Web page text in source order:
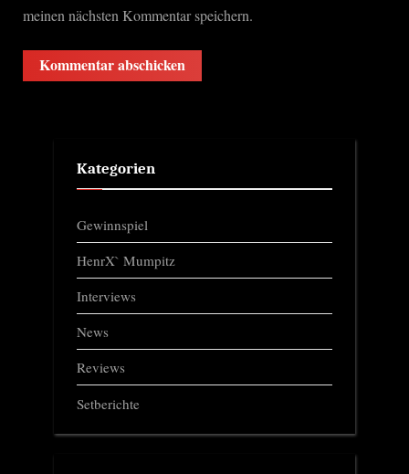
meinen nächsten Kommentar speichern.
Kategorien
Gewinnspiel
HenrX` Mumpitz
Interviews
News
Reviews
Setberichte